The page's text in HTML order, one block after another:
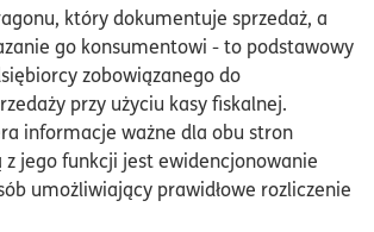
który dokumentuje sprzedaż, a
go konsumentowi - to podstawowy
zobowiązanego do
przy użyciu kasy fiskalnej.
informacje ważne dla obu stron
z jego funkcji jest ewidencjonowanie
umożliwiający prawidłowe rozliczenie